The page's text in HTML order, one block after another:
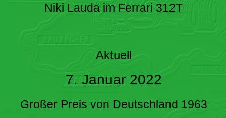
Niki Lauda im Ferrari 312T
Aktuell
7. Januar 2022
Großer Preis von Deutschland 1963